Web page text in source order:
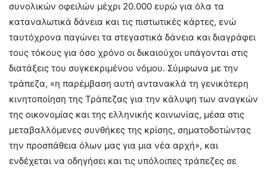
συνολικών οφειλών μέχρι 20.000 ευρώ για όλα τα
καταναλωτικά δάνεια και τις πιστωτικές κάρτες, ενώ
ταυτόχρονα παγώνει τα στεγαστικά δάνεια και διαγράφει
τους τόκους για όσο χρόνο οι δικαιούχοι υπάγονται στις
διατάξεις του συγκεκριμένου νόμου. Σύμφωνα με την
τράπεζα, «η παρέμβαση αυτή αντανακλά τη γενικότερη
κινητοποίηση της Τράπεζας για την κάλυψη των αναγκών
της οικονομίας και της ελληνικής κοινωνίας, μέσα στις
μεταβαλλόμενες συνθήκες της κρίσης, σηματοδοτώντας
την προσπάθεια όλων μας για μια νέα αρχή», και
ενδέχεται να οδηγήσει και τις υπόλοιπες τράπεζες σε